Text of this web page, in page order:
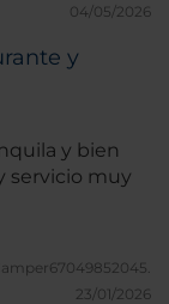
04/05/2026
y
y bien
23/01/2026